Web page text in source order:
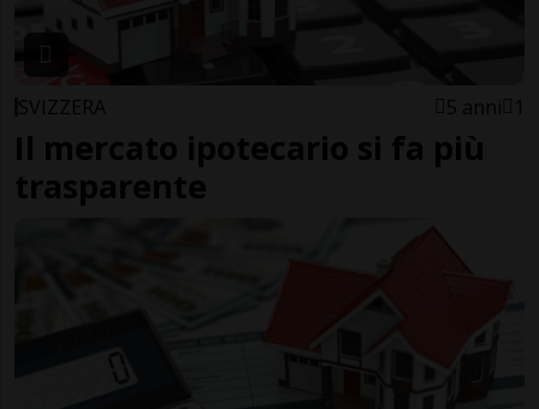
SVIZZERA 5 anni 1
Il mercato ipotecario si fa più
trasparente